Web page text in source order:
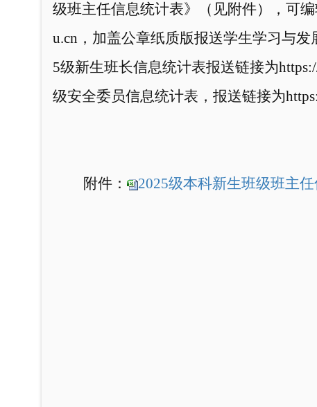
级班主任信息统计表》（见附件），可
u.cn ，加盖公章纸质版报送学生学习与
5级新生班长信息统计表报送链接为
级安全委员信息统计表 ，报送链接为
附件： 2025级本科新生班级班主